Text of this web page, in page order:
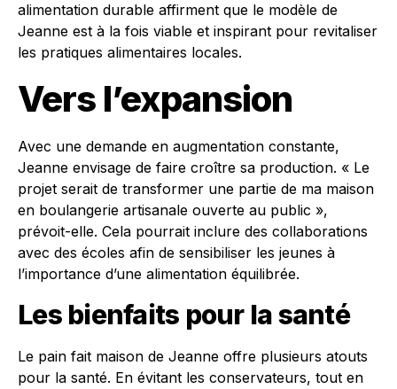
alimentation durable affirment que le modèle de
Jeanne est à la fois viable et inspirant pour revitaliser
les pratiques alimentaires locales.
Vers l’expansion
Avec une demande en augmentation constante,
Jeanne envisage de faire croître sa production. « Le
projet serait de transformer une partie de ma maison
en boulangerie artisanale ouverte au public »,
prévoit-elle. Cela pourrait inclure des collaborations
avec des écoles afin de sensibiliser les jeunes à
l’importance d’une alimentation équilibrée.
Les bienfaits pour la santé
Le pain fait maison de Jeanne offre plusieurs atouts
pour la santé. En évitant les conservateurs, tout en